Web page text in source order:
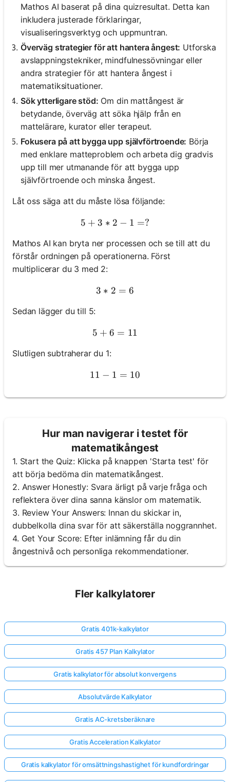
Mathos AI baserat på dina quizresultat. Detta kan
inkludera justerade förklaringar,
visualiseringsverktyg och uppmuntran.
Överväg strategier för att hantera ångest: Utforska
avslappningstekniker, mindfulnessövningar eller
andra strategier för att hantera ångest i
matematiksituationer.
Sök ytterligare stöd: Om din mattångest är
betydande, överväg att söka hjälp från en
mattelärare, kurator eller terapeut.
Fokusera på att bygga upp självförtroende: Börja
med enklare matteproblem och arbeta dig gradvis
upp till mer utmanande för att bygga upp
självförtroende och minska ångest.
Låt oss säga att du måste lösa följande:
5 + 3 * 2 - 1 = ?
5 + 3 ∗ 2 − 1 =?
Mathos AI kan bryta ner processen och se till att du
förstår ordningen på operationerna. Först
multiplicerar du 3 med 2:
3 * 2 = 6
3 ∗ 2 = 6
Sedan lägger du till 5:
5 + 6 = 11
5 + 6 = 11
Slutligen subtraherar du 1:
11 - 1 = 10
11 − 1 = 10
Hur man navigerar i testet för
matematikångest
1. Start the Quiz: Klicka på knappen 'Starta test' för
att börja bedöma din matematikångest.
2. Answer Honestly: Svara ärligt på varje fråga och
reflektera över dina sanna känslor om matematik.
3. Review Your Answers: Innan du skickar in,
dubbelkolla dina svar för att säkerställa noggrannhet.
4. Get Your Score: Efter inlämning får du din
ångestnivå och personliga rekommendationer.
Fler kalkylatorer
Gratis 401k-kalkylator
Gratis 457 Plan Kalkylator
Gratis kalkylator för absolut konvergens
Absolutvärde Kalkylator
Gratis AC-kretsberäknare
Gratis Acceleration Kalkylator
Gratis kalkylator för omsättningshastighet för kundfordringar